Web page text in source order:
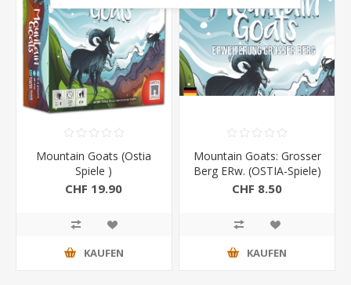
Mountain Goats (Ostia
Spiele )
CHF 19.90
KAUFEN
Mountain Goats: Grosser
Berg ERw. (OSTIA-Spiele)
CHF 8.50
KAUFEN